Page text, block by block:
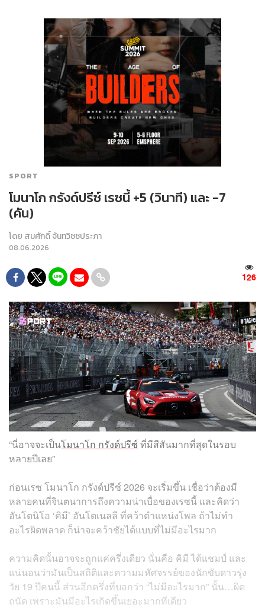
SPORT
โมนาโก กรังด์ปรีซ์ เรซนี้ +5 (วินาที) และ -7
(คัน)
โดย สมศักดิ์ จันทวิชชประภา
08.06.2026
126
“นี่อาจจะเป็นโมนาโก กรังด์ปรีซ์ ที่มีสีสันมากที่สุดในรอบ
หลายปีเลย”
ก่อนเรซ โมนาโก กรังด์ปรีซ์ 2026 จะเริ่มขึ้น เชื่อว่าต้องมี
หลายคนที่จินตนาการถึงความน่าเบื่อของเรซนี้ และคิดว่า
อันโตนิโอ ‘คิมี’ อันโตเนลลี ที่คว้าตำแหน่งโพล ถ้าไม่ทำ
อะไรผิดพลาด ก็น่าจะคว้าชัยได้แบบที่ไม่มีอะไรมาก
ความคิดนั้นอาจจะถูกแค่ครึ่งเดียว นั่นคือ คิมี ได้แชมป์ และ
แน่นอนว่ามันเป็นสถิติและความมหัศจรรย์ของนักขับดาวรุ่ง
วัย 19 ปีคนนี้ ส่วนอีกครึ่งที่บอกว่า “ไม่มีอะไรมาก” นั้น…ผิด
ถนัด เพราะมันมีอะไรเกิดขึ้นเยอะมากทีเดียว